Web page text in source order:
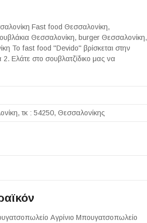
Fast food Θεσσαλονίκη,
Θεσσαλονίκη, burger Θεσσαλονίκη,
Το fast food "Devido" βρίσκεται στην
Ελάτε στο σουβλατζίδικο μας να
τκ : 54250, Θεσσαλονίκης
Αγρίνιο Μπουγατσοπωλείο